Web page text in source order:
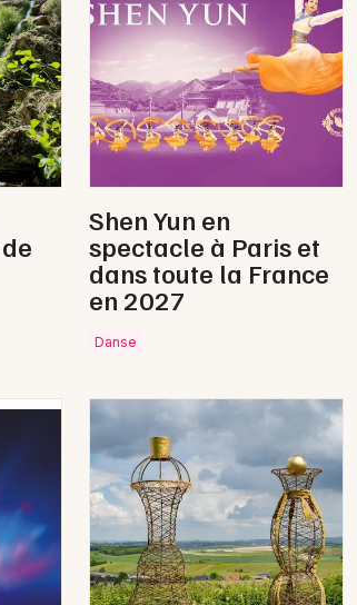
des sorties
en tournée
à Vitry-le-François
à Vitry-le-François
51 - Marne
Choisir mes départements
Shen Yun en
spectacle à Paris et
dans toute la France
en 2027
Danse